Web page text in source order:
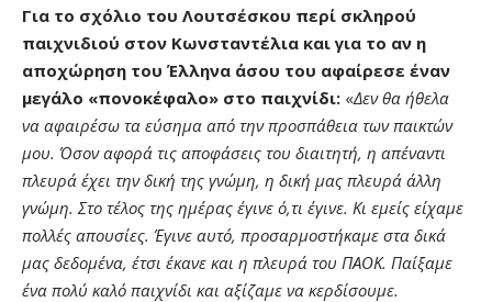
Για το σχόλιο του Λουτσέσκου περί σκληρού
παιχνιδιού στον Κωνσταντέλια και για το αν η
αποχώρηση του Έλληνα άσου του αφαίρεσε έναν
μεγάλο «πονοκέφαλο» στο παιχνίδι: «Δεν θα ήθελα
να αφαιρέσω τα εύσημα από την προσπάθεια των παικτών
μου. Όσον αφορά τις αποφάσεις του διαιτητή, η απέναντι
πλευρά έχει την δική της γνώμη, η δική μας πλευρά άλλη
γνώμη. Στο τέλος της ημέρας έγινε ό,τι έγινε. Κι εμείς είχαμε
πολλές απουσίες. Έγινε αυτό, προσαρμοστήκαμε στα δικά
μας δεδομένα, έτσι έκανε και η πλευρά του ΠΑΟΚ. Παίξαμε
ένα πολύ καλό παιχνίδι και αξίζαμε να κερδίσουμε.